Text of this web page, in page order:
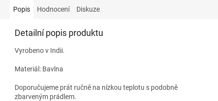
Popis Hodnocení Diskuze
Detailní popis produktu
Vyrobeno v Indii.
Materiál: Bavlna
Doporučujeme prát ručně na nízkou teplotu s podobně
zbarveným prádlem.